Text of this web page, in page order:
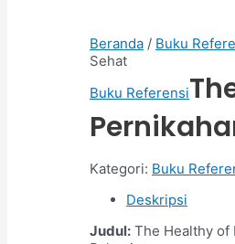
Beranda / Buku
Sehat
Buku Referensi
Kategori: Buku
Deskripsi
Judul: The Healthy of